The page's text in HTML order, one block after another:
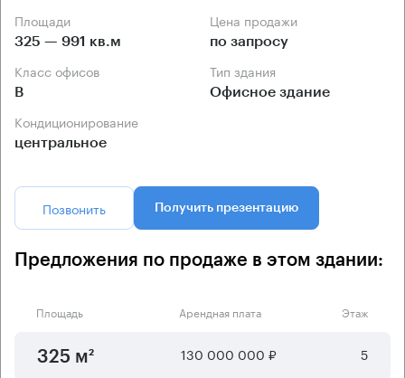
Площади
325 — 991 кв.м
Цена продажи
по запросу
Класс офисов
B
Тип здания
Офисное здание
Кондиционирование
центральное
Позвонить Получить презентацию
Предложения по продаже в этом здании:
Площадь Арендная плата Этаж
325 м² 130 000 000 ₽ 5